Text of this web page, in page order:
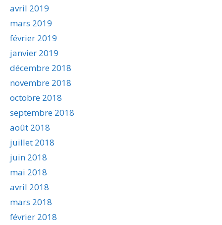
avril 2019
mars 2019
février 2019
janvier 2019
décembre 2018
novembre 2018
octobre 2018
septembre 2018
août 2018
juillet 2018
juin 2018
mai 2018
avril 2018
mars 2018
février 2018